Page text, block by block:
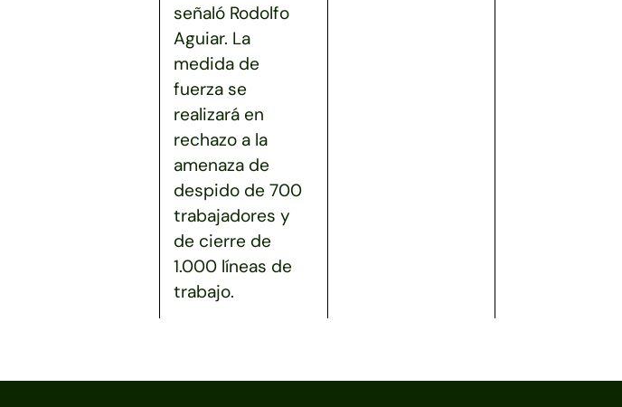
señaló Rodolfo
Aguiar. La
medida de
fuerza se
realizará en
rechazo a la
amenaza de
despido de 700
trabajadores y
de cierre de
1.000 líneas de
trabajo.